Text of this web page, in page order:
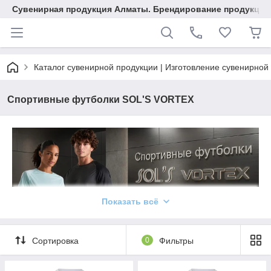
Сувенирная продукция Алматы. Брендирование
Каталог сувенирной продукции | Изготовление
Спортивные футболки SOL'S VORTEX
коллекция унисекс спортивной одежды, созданная для
активного образа жизни, тренировок, мероприятий и
повседневного использования. Модели сочетают
функциональность, комфорт и стильный внешний вид, что
Показать всё
Сортировка 0 Фильтры